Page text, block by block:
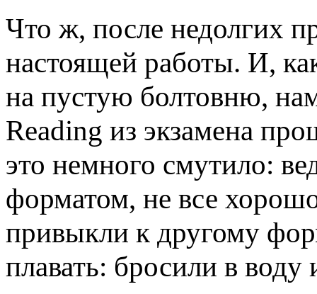
Что ж, после недолгих
настоящей работы. И,
на пустую болтовню,
Reading из экзамена
это немного смутило:
форматом, не все
привыкли к другому
плавать: бросили в